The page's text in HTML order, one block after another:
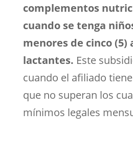
complementos
cuando se tenga
menores de cinco (5)
lactantes. Este
cuando el afiliado
que no superan los
mínimos legales